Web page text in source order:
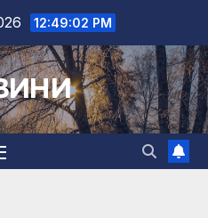
12:49:03 PM